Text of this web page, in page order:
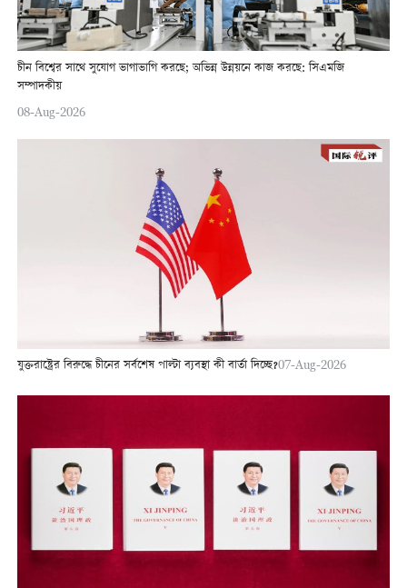
চীন বিশ্বের সাথে সুযোগ ভাগাভাগি করছে; অভিন্ন উন্নয়নে কাজ করছে: সিএমজি
সম্পাদকীয়
08-Aug-2026
যুক্তরাষ্ট্রের বিরুদ্ধে চীনের সর্বশেষ পাল্টা ব্যবস্থা কী বার্তা দিচ্ছে?07-Aug-2026